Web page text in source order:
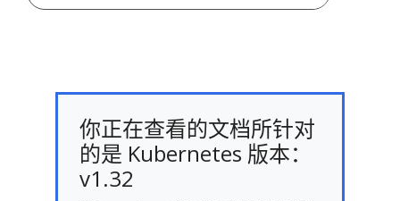
你正在查看的文档所针对
的是 Kubernetes 版本：
v1.32